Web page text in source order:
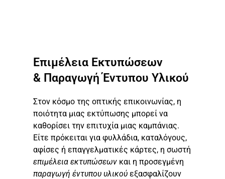
Επιμέλεια Εκτυπώσεων
& Παραγωγή Έντυπου Υλικού
Στον κόσμο της οπτικής επικοινωνίας, η
ποιότητα μιας εκτύπωσης μπορεί να
καθορίσει την επιτυχία μιας καμπάνιας.
Είτε πρόκειται για φυλλάδια, καταλόγους,
αφίσες ή επαγγελματικές κάρτες, η σωστή
επιμέλεια εκτυπώσεων και η προσεγμένη
παραγωγή έντυπου υλικού εξασφαλίζουν